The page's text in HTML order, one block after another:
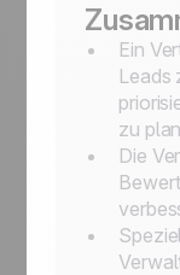
Ein
Leads
zu
Die